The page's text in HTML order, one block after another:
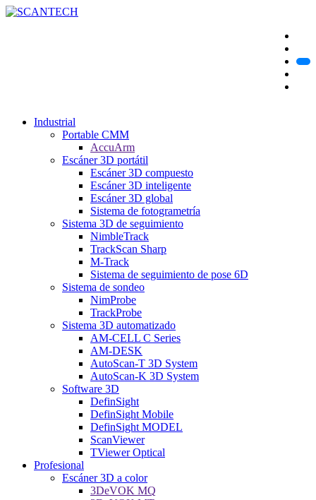
Industrial
Portable CMM
AccuArm
Escáner 3D portátil
Escáner 3D compuesto
Escáner 3D inteligente
Escáner 3D global
Sistema de fotogrametría
Sistema 3D de seguimiento
NimbleTrack
TrackScan Sharp
M-Track
Sistema de seguimiento de pose 6D
Sistema de sondeo
NimProbe
TrackProbe
Sistema 3D automatizado
AM-CELL C Series
AM-DESK
AutoScan-T 3D System
AutoScan-K 3D System
Software 3D
DefinSight
DefinSight Mobile
DefinSight MODEL
ScanViewer
TViewer Optical
Profesional
Escáner 3D a color
3DeVOK MQ